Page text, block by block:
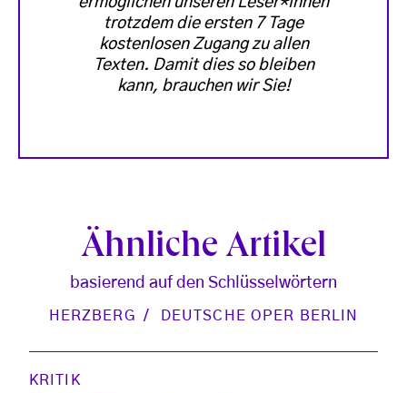
trotzdem die ersten 7 Tage
kostenlosen Zugang zu allen
Texten. Damit dies so bleiben
kann, brauchen wir Sie!
Ähnliche Artikel
basierend auf den Schlüsselwörtern
HERZBERG DEUTSCHE OPER BERLIN
KRITIK